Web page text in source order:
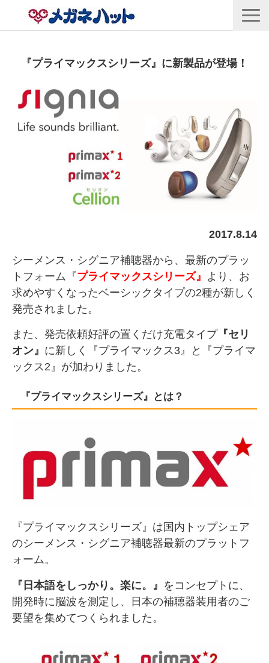
商品情報
安心保証
🛒オンラインショップ
『プライマックスシリーズ』に新製品が登場！
2017.8.14
シーメンス・シグニア補聴器から、最新のプラッ
トフォーム『プライマックスシリーズ』 より、お
求めやすくなったベーシックタイプの2種が新しく
発売されました。
また、発売依頼好評の置くだけ充電タイプ『セリ
オン』 に新しく『プライマックス3』と『プライマ
ックス2』が加わりました。
『プライマックスシリーズ』とは？
『プライマックスシリーズ』は国内トップシェア
のシーメンス・シグニア補聴器最新のプラットフ
ォーム。
『日本語をしっかり。楽に。』 をコンセプトに、
開発時に脳波を測定し、日本の補聴器装用者のご
要望を集めてつくられました。